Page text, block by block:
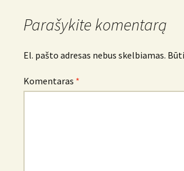
Parašykite komentarą
El. pašto adresas nebus skelbiamas.
Komentaras *